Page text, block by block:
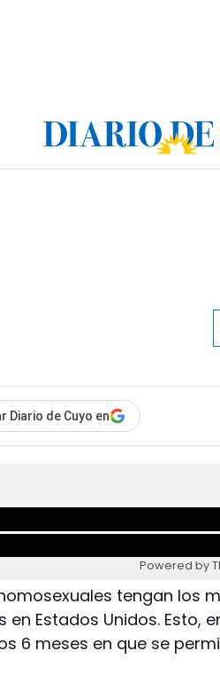
Diario de Cuyo en
Powered by
tengan los
Estados Unidos. Esto,
6 meses en que se